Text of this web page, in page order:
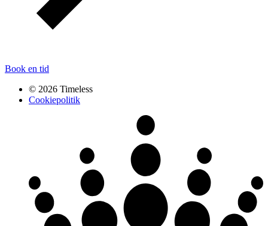
Book en tid
© 2026 Timeless
Cookiepolitik